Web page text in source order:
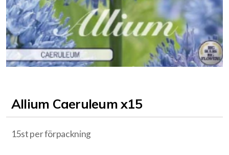
Allium Caeruleum x15
15st per förpackning